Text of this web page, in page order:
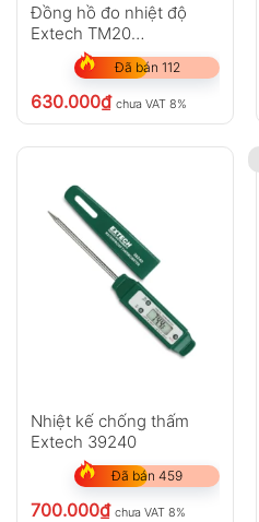
Đồng hồ đo nhiệt độ
Extech TM20
Temperature Indicator
Đã bán 112
630.000₫ chưa VAT 8%
Nhiệt kế chống thấm
Extech 39240
Đã bán 459
700.000₫ chưa VAT 8%